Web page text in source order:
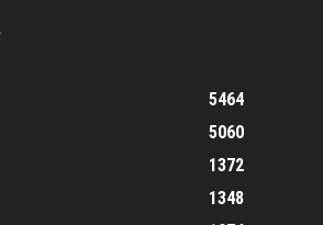
5464
5060
1372
1348